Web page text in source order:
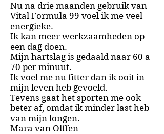
Nu na drie maanden gebruik van
Vital Formula 99 voel ik me veel
energieke.
Ik kan meer werkzaamheden op
een dag doen.
Mijn hartslag is gedaald naar 60 a
70 per minuut.
Ik voel me nu fitter dan ik ooit in
mijn leven heb gevoeld.
Tevens gaat het sporten me ook
beter af, omdat ik minder last heb
van mijn longen.
Mara van Olffen